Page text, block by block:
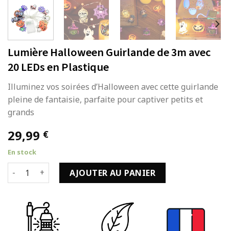
Lumière Halloween Guirlande de 3m avec
20 LEDs en Plastique
Illuminez vos soirées d’Halloween avec cette guirlande
pleine de fantaisie, parfaite pour captiver petits et
grands
29,99 €
En stock
quantité de Lumière Halloween Guirlande de 3m avec 20
AJOUTER AU PANIER